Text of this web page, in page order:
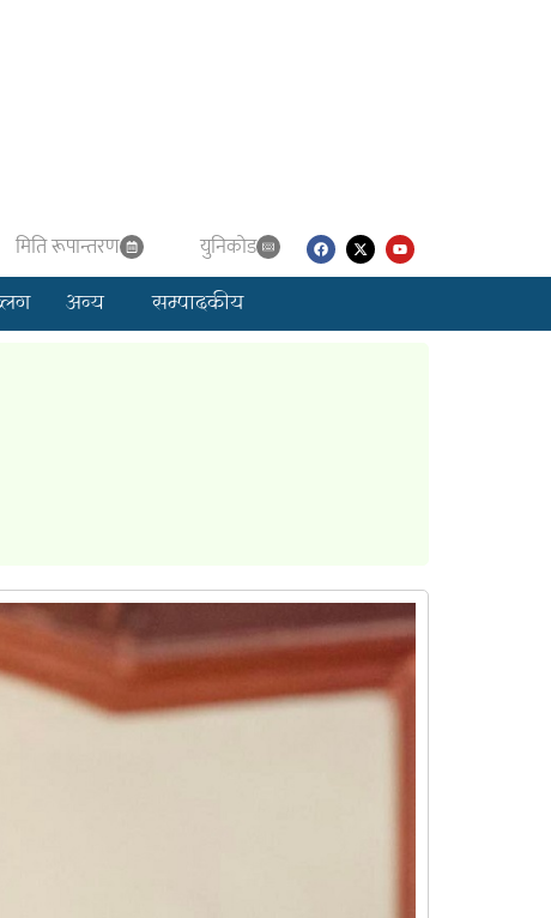
मिति रूपान्तरण युनिकाेड
अन्य सम्पादकीय